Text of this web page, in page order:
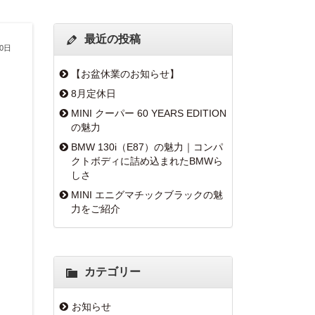
日
最近の投稿
【お盆休業のお知らせ】
8月定休日
MINI クーパー 60 YEARS EDITION
の魅力
BMW 130i（E87）の魅力｜コンパ
クトボディに詰め込まれたBMWら
しさ
MINI エニグマチックブラックの魅
力をご紹介
カテゴリー
お知らせ